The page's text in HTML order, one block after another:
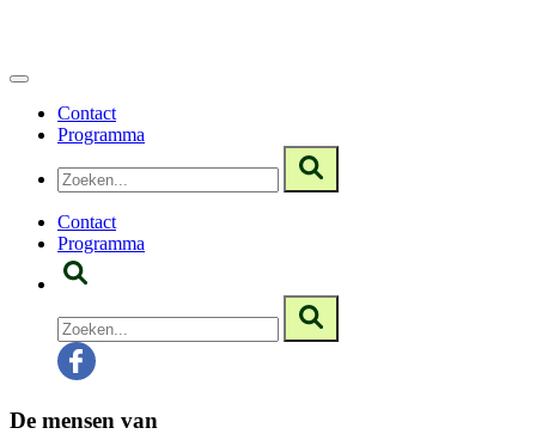
Contact
Programma
Contact
Programma
De mensen van